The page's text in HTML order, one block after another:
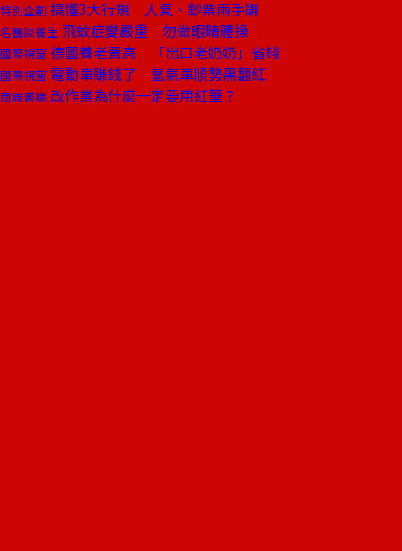
特別企劃 搞懂3大行規 人氣、鈔票兩手賺
名醫談養生 飛蚊症變嚴重 勿做眼睛體操
國際視窗 德國養老費高 「出口老奶奶」省錢
國際視窗 電動車賺錢了 氫氣車順勢黑翻紅
商周書摘 改作業為什麼一定要用紅筆？